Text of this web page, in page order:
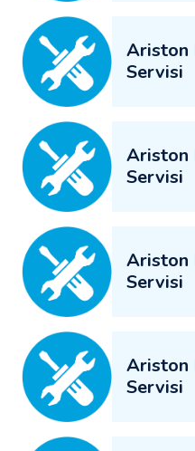
Ariston
Servisi
Ariston
Servisi
Ariston
Servisi
Ariston
Servisi